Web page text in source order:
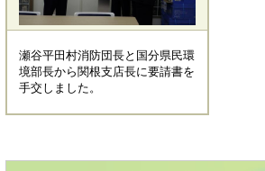
瀬谷平田村消防団長と国分県民環
境部長から関根支店長に要請書を
手交しました。